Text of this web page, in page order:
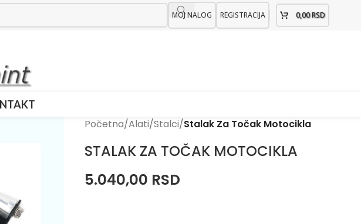
MOJ NALOG REGISTRACIJA 0,00RSD
Početna/Alati/Stalci/Stalak Za Točak Motocikla
STALAK ZA TOČAK MOTOCIKLA
5.040,00 RSD